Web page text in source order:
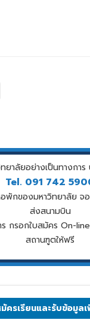
ยาลัยอย่างเป็นทางกา
Tel. 091 742
พักของมหาวิทยาลัย จ
ส่งสนามบิน
กรอกใบสมัคร On-
สถานฑูตให้ฟรี
ครเรียนและรับข้อมูล